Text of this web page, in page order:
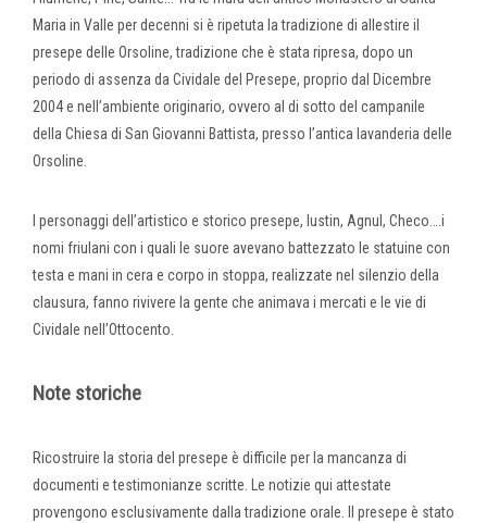
Maria in Valle per decenni si è ripetuta la tradizione di allestire il
presepe delle Orsoline, tradizione che è stata ripresa, dopo un
periodo di assenza da Cividale del Presepe, proprio dal Dicembre
2004 e nell’ambiente originario, ovvero al di sotto del campanile
della Chiesa di San Giovanni Battista, presso l’antica lavanderia delle
Orsoline.
I personaggi dell’artistico e storico presepe, Iustin, Agnul, Checo….i
nomi friulani con i quali le suore avevano battezzato le statuine con
testa e mani in cera e corpo in stoppa, realizzate nel silenzio della
clausura, fanno rivivere la gente che animava i mercati e le vie di
Cividale nell’Ottocento.
Note storiche
Ricostruire la storia del presepe è difficile per la mancanza di
documenti e testimonianze scritte. Le notizie qui attestate
provengono esclusivamente dalla tradizione orale. Il presepe è stato